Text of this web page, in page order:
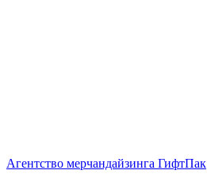
Агентство мерчандайзинга ГифтПак